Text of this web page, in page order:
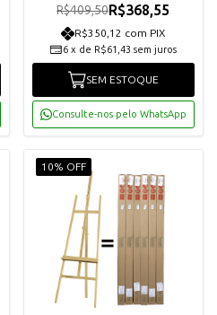
R$409,50R$368,55
R$350,12 com PIX
6 x de R$61,43 sem juros
SEM ESTOQUE
Consulte-nos pelo WhatsApp
10% OFF